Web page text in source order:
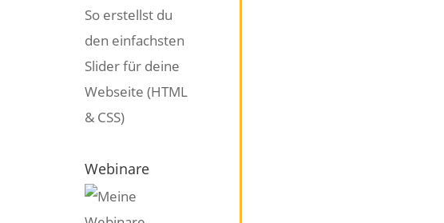
So erstellst du
den einfachsten
Slider für deine
Webseite (HTML
& CSS)
Webinare